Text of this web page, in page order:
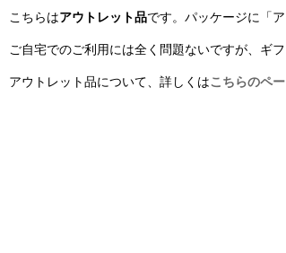
こちらはアウトレット品です。パッケージに「
ご自宅でのご利用には全く問題ないですが、ギ
アウトレット品について、詳しくはこちらのペ